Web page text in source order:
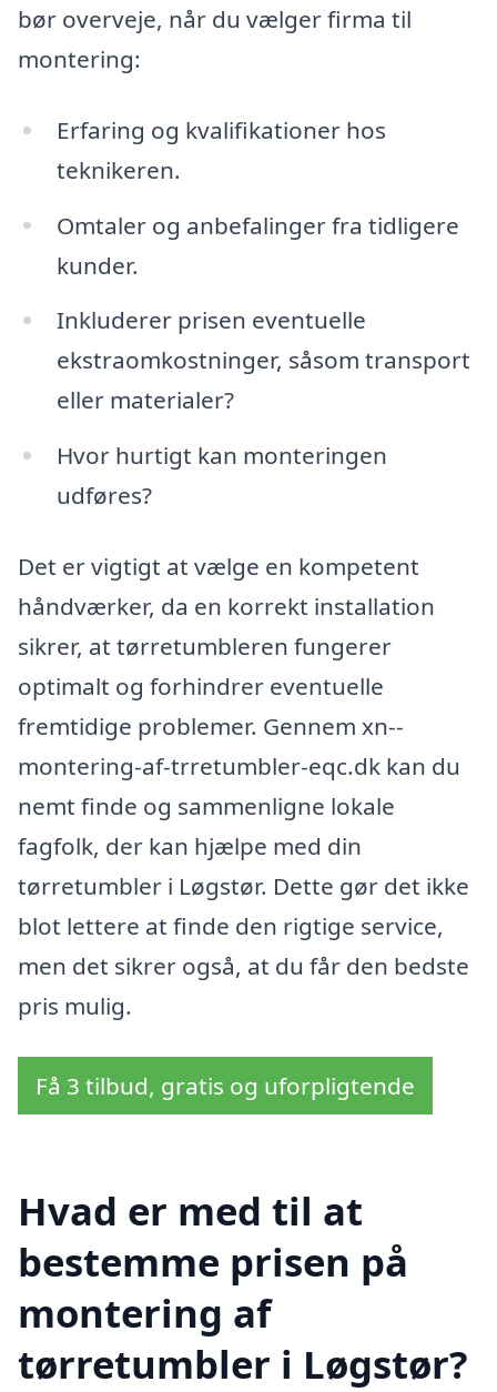
bør overveje, når du vælger firma til
montering:
Erfaring og kvalifikationer hos
teknikeren.
Omtaler og anbefalinger fra tidligere
kunder.
Inkluderer prisen eventuelle
ekstraomkostninger, såsom transport
eller materialer?
Hvor hurtigt kan monteringen
udføres?
Det er vigtigt at vælge en kompetent
håndværker, da en korrekt installation
sikrer, at tørretumbleren fungerer
optimalt og forhindrer eventuelle
fremtidige problemer. Gennem xn--
montering-af-trretumbler-eqc.dk kan du
nemt finde og sammenligne lokale
fagfolk, der kan hjælpe med din
tørretumbler i Løgstør. Dette gør det ikke
blot lettere at finde den rigtige service,
men det sikrer også, at du får den bedste
pris mulig.
Få 3 tilbud, gratis og uforpligtende
Hvad er med til at
bestemme prisen på
montering af
tørretumbler i Løgstør?